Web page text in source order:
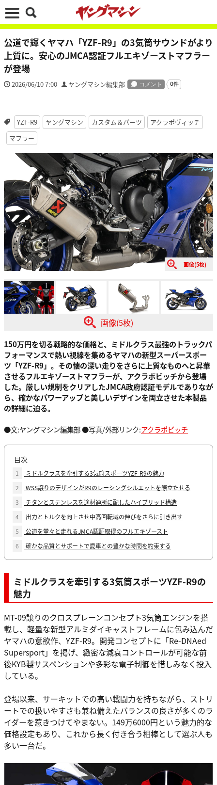
公道で輝くヤマハ「YZF-R9」の3気筒サウンドがより
上質に。安心のJMCA認証フルエキゾーストマフラー
が登場
2026/06/10 7:00 ヤングマシン編集部
YZF-R9 ヤングマシン カスタム＆パーツ
アクラポヴィッチ
マフラー
画像(5枚)
画像(5枚)
150万円を切る戦略的な価格と、ミドルクラス最強のトラックパ
フォーマンスで熱い視線を集めるヤマハの新型スーパースポー
ツ「YZF-R9」。その懐の深い走りをさらに上質なものへと昇華
させるフルエキゾーストマフラーが、アクラポビッチから登場
した。厳しい規制をクリアしたJMCA政府認証モデルでありなが
ら、確かなパワーアップと美しいデザインを両立させた本製品
の詳細に迫る。
●文:ヤングマシン編集部 ●写真/外部リンク:アクラポビッチ
目次
1
ミドルクラスを牽引する3気筒スポーツYZF-R9の魅力
2
WSS譲りのデザインがR9のレーシングシルエットを際立たせる
3
チタンとステンレスを適材適所に配したハイブリッド構造
4
出力とトルクを向上させ中高回転域の伸びをさらに引き出す
5
公道を堂々と走れるJMCA認証取得のフルエキゾースト
6
確かな品質とサポートで愛車との豊かな時間を約束する
ミドルクラスを牽引する3気筒スポーツYZF-R9の
魅力
MT-09譲りのクロスプレーンコンセプト3気筒エンジンを搭
載し、軽量な新型アルミダイキャストフレームに包み込んだ
ヤマハの意欲作、YZF-R9。開発コンセプトに「Re-DNAed
Supersport」を掲げ、緻密な減衰コントロールが可能な前
後KYB製サスペンションや多彩な電子制御を惜しみなく投入
している。
登場以来、サーキットでの高い戦闘力を持ちながら、ストリ
ートでの扱いやすさも兼ね備えたバランスの良さが多くのラ
イダーを惹きつけてやまない。149万6000円という魅力的な
価格設定もあり、これから長く付き合う相棒として選ぶ人も
多い一台だ。